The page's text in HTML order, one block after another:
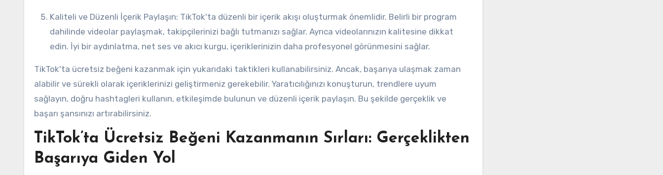
Kaliteli ve Düzenli İçerik Paylaşın: TikTok'ta düzenli bir içerik akışı oluşturmak önemlidir. Belirli bir program
dahilinde videolar paylaşmak, takipçilerinizi bağlı tutmanızı sağlar. Ayrıca videolarınızın kalitesine dikkat
edin. İyi bir aydınlatma, net ses ve akıcı kurgu, içeriklerinizin daha profesyonel görünmesini sağlar.
TikTok'ta ücretsiz beğeni kazanmak için yukarıdaki taktikleri kullanabilirsiniz. Ancak, başarıya ulaşmak zaman
alabilir ve sürekli olarak içeriklerinizi geliştirmeniz gerekebilir. Yaratıcılığınızı konuşturun, trendlere uyum
sağlayın, doğru hashtagleri kullanın, etkileşimde bulunun ve düzenli içerik paylaşın. Bu şekilde gerçeklik ve
başarı şansınızı artırabilirsiniz.
TikTok’ta Ücretsiz Beğeni Kazanmanın Sırları: Gerçeklikten
Başarıya Giden Yol